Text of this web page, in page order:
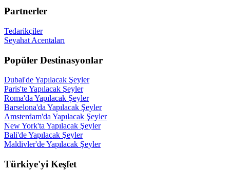
Partnerler
Tedarikçiler
Seyahat Acentaları
Popüler Destinasyonlar
Dubai'de Yapılacak Şeyler
Paris'te Yapılacak Şeyler
Roma'da Yapılacak Şeyler
Barselona'da Yapılacak Şeyler
Amsterdam'da Yapılacak Şeyler
New York'ta Yapılacak Şeyler
Bali'de Yapılacak Şeyler
Maldivler'de Yapılacak Şeyler
Türkiye'yi Keşfet